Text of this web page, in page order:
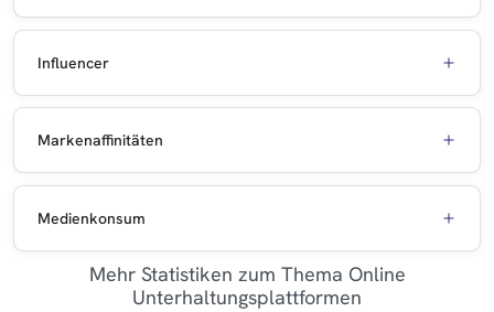
Influencer
Markenaffinitäten
Medienkonsum
Mehr Statistiken zum Thema Online
Unterhaltungsplattformen